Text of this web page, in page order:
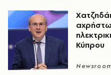
Κύπρου